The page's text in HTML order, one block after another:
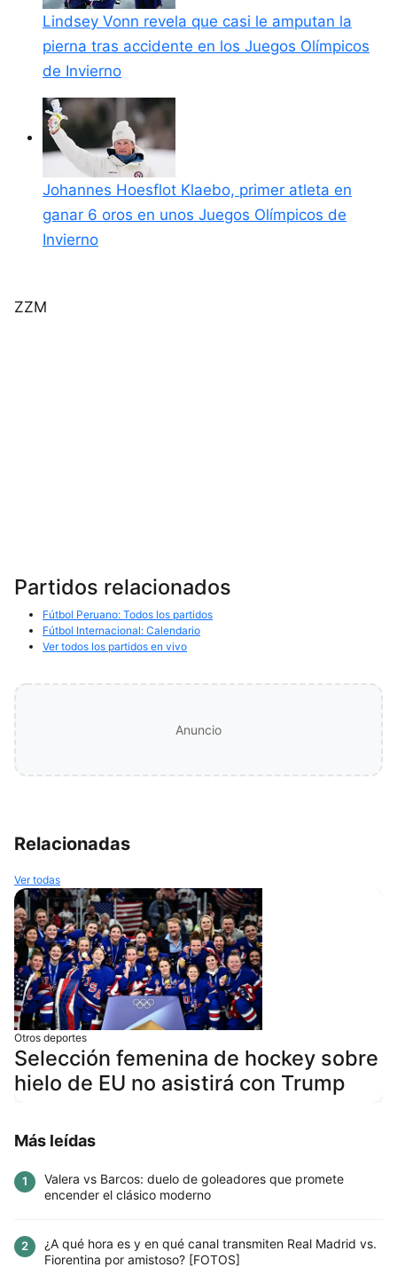
Lindsey Vonn revela que casi le amputan la
pierna tras accidente en los Juegos Olímpicos
de Invierno
Johannes Hoesflot Klaebo, primer atleta en
ganar 6 oros en unos Juegos Olímpicos de
Invierno
ZZM
Partidos relacionados
Fútbol Peruano: Todos los partidos
Fútbol Internacional: Calendario
Ver todos los partidos en vivo
Anuncio
Relacionadas
Ver todas
Otros deportes
Selección femenina de hockey sobre
hielo de EU no asistirá con Trump
Más leídas
1
Valera vs Barcos: duelo de goleadores que promete
encender el clásico moderno
2
¿A qué hora es y en qué canal transmiten Real Madrid vs.
Fiorentina por amistoso? [FOTOS]